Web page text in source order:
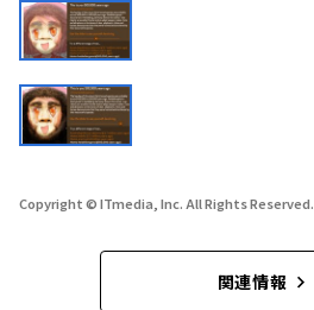
Copyright © ITmedia, Inc. All Rights Reserved.
関連情報